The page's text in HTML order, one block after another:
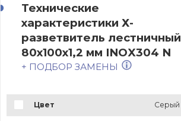
Технические
характеристики Х-
разветвитель лестничный
80х100х1,2 мм INOX304 N
+ ПОДБОР ЗАМЕНЫ
Цвет Серый